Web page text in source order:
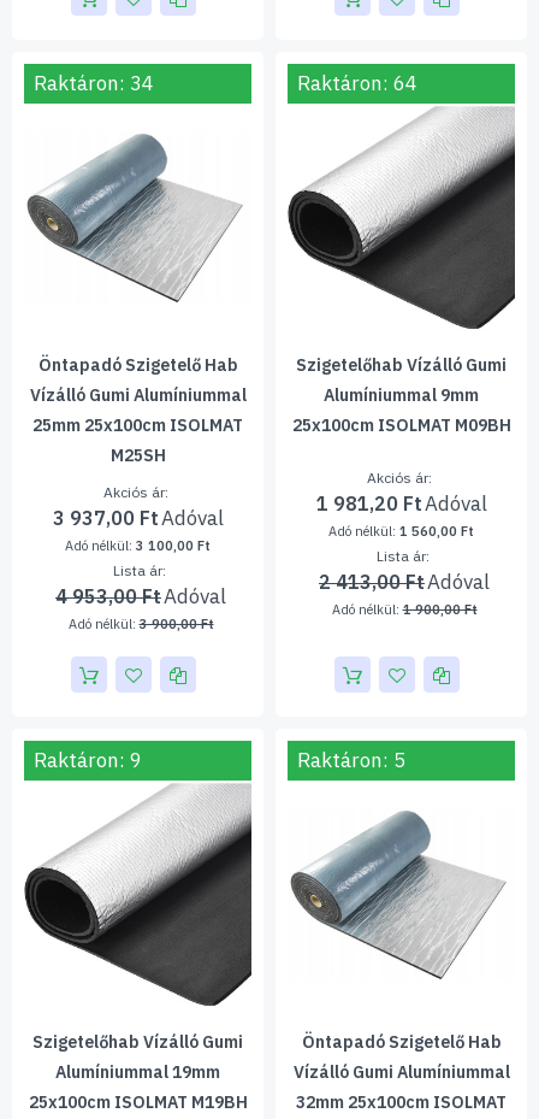
Raktáron: 34
Öntapadó Szigetelő Hab
Vízálló Gumi Alumíniummal
25mm 25x100cm ISOLMAT
M25SH
Akciós ár
3 937,00 Ft
3 100,00 Ft
Lista ár
4 953,00 Ft
3 900,00 Ft
Raktáron: 64
Szigetelőhab Vízálló Gumi
Alumíniummal 9mm
25x100cm ISOLMAT M09BH
Akciós ár
1 981,20 Ft
1 560,00 Ft
Lista ár
2 413,00 Ft
1 900,00 Ft
Raktáron: 9
Szigetelőhab Vízálló Gumi
Alumíniummal 19mm
25x100cm ISOLMAT M19BH
Raktáron: 5
Öntapadó Szigetelő Hab
Vízálló Gumi Alumíniummal
32mm 25x100cm ISOLMAT